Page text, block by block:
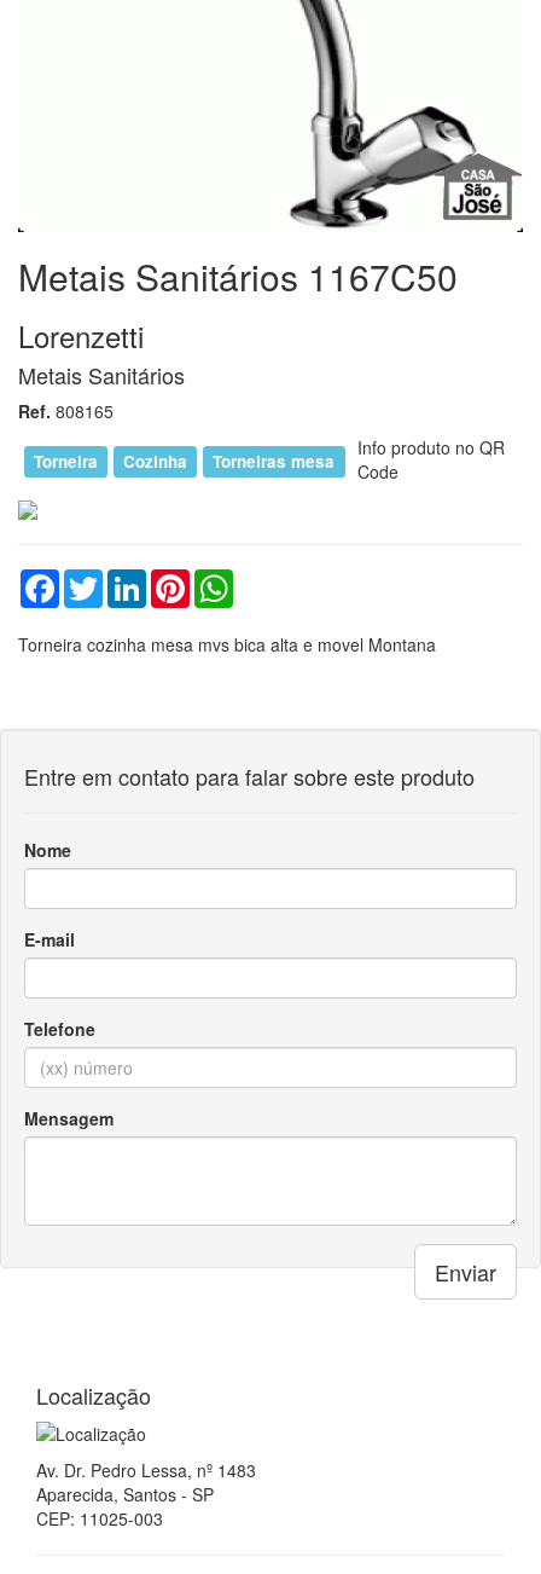
Metais Sanitários 1167C50
Lorenzetti
Metais Sanitários
Ref. 808165
Torneira Cozinha Torneiras mesa
Info produto no QR
Code
Facebook
TwitterLinkedInPinterest
Torneira cozinha mesa mvs bica alta e movel Montana
Entre em contato para falar sobre este produto
Nome
E-mail
Telefone
Mensagem
Enviar
Localização
Av. Dr. Pedro Lessa, nº 1483
Aparecida, Santos - SP
CEP: 11025-003